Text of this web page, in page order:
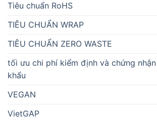
Tiêu chuẩn RoHS
TIÊU CHUẨN WRAP
TIÊU CHUẨN ZERO WASTE
tối ưu chi phí kiểm định và chứng
khẩu
VEGAN
VietGAP